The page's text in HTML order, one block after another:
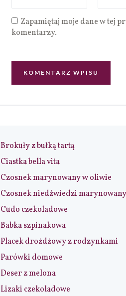
Zapamiętaj moje dane w tej
komentarzy.
Brokuły z bułką tartą
Ciastka bella vita
Czosnek marynowany w oliwie
Czosnek niedźwiedzi marynowany
Cudo czekoladowe
Babka szpinakowa
Placek drożdżowy z rodzynkami
Parówki domowe
Deser z melona
Lizaki czekoladowe